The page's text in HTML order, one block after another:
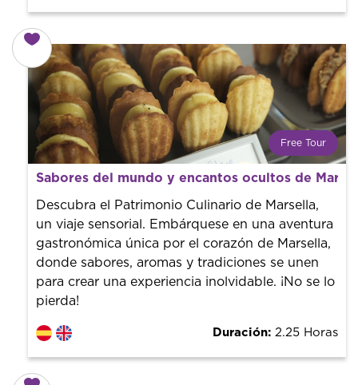
Free Tour
¿Qué es un FREE TOUR?
Tendencia mundial en rutas turísticas. Reserva sin coste
con un guía profesional. ¡El precio es libre! Por lo que al
finalizar la experiencia tú le pones el precio.
Sabores del mundo y encantos ocultos de
Descubra el Patrimonio Culinario de Marsella,
un viaje sensorial. Embárquese en una aventura
gastronómica única por el corazón de Marsella,
donde sabores, aromas y tradiciones se unen
para crear una experiencia inolvidable. ¡No se lo
pierda!
Duración: 2.25 Horas